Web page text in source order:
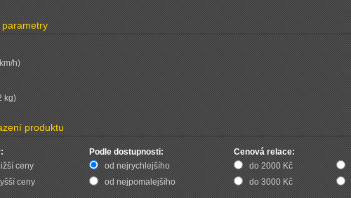
h)
kg)
produktu
Podle dostupnosti:
Cenová relace:
ceny
od nejrychlejšího do 2000 Kč
ceny
od nejpomalejšího do 3000 Kč